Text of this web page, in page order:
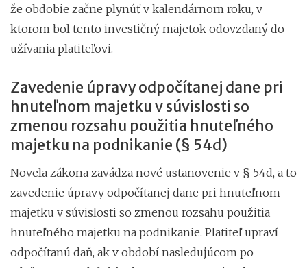
že obdobie začne plynúť v kalendárnom roku, v
ktorom bol tento investičný majetok odovzdaný do
užívania platiteľovi.
Zavedenie úpravy odpočítanej dane pri
hnuteľnom majetku v súvislosti so
zmenou rozsahu použitia hnuteľného
majetku na podnikanie (§ 54d)
Novela zákona zavádza nové ustanovenie v § 54d, a to
zavedenie úpravy odpočítanej dane pri hnuteľnom
majetku v súvislosti so zmenou rozsahu použitia
hnuteľného majetku na podnikanie. Platiteľ upraví
odpočítanú daň, ak v období nasledujúcom po